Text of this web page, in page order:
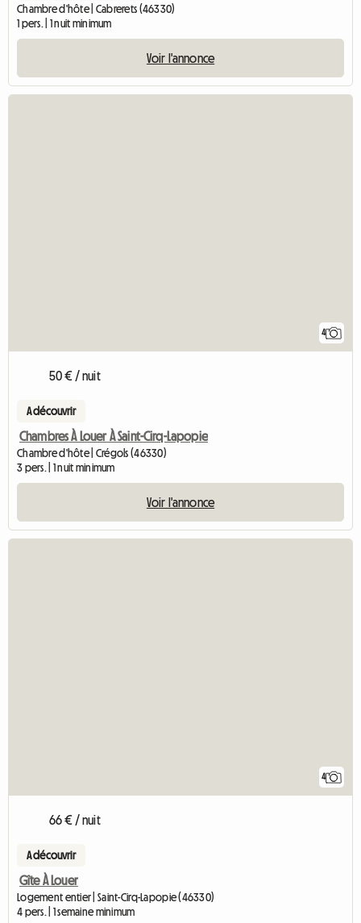
Chambre d'hôte | Cabrerets (46330)
1 pers. | 1 nuit minimum
Voir l'annonce
4
50 € / nuit
A découvrir
Chambres À Louer À Saint-Cirq-Lapopie
Chambre d'hôte | Crégols (46330)
3 pers. | 1 nuit minimum
Voir l'annonce
4
66 € / nuit
A découvrir
Gîte À Louer
Logement entier | Saint-Cirq-Lapopie (46330)
4 pers. | 1 semaine minimum